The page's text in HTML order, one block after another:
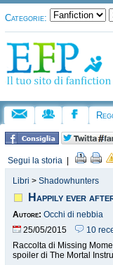
Categorie:
Segui la storia
Libri > Shadowhunters
Happily ever
Autore: Occhi di nebbia
25/05/2015
10
Raccolta di Missing
spoiler di The Mortal